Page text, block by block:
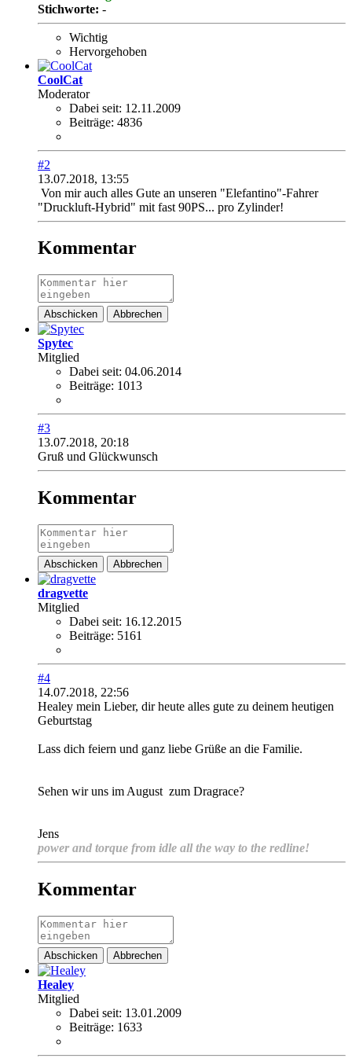
Stichworte: -
Wichtig
Hervorgehoben
CoolCat
Moderator
Dabei seit: 12.11.2009
Beiträge: 4836
#2
13.07.2018, 13:55
Von mir auch alles Gute an unseren "Elefantino"-Fahrer
"Druckluft-Hybrid" mit fast 90PS... pro Zylinder!
Kommentar
Abschicken Abbrechen
Spytec
Mitglied
Dabei seit: 04.06.2014
Beiträge: 1013
#3
13.07.2018, 20:18
Gruß und Glückwunsch
Kommentar
Abschicken Abbrechen
dragvette
Mitglied
Dabei seit: 16.12.2015
Beiträge: 5161
#4
14.07.2018, 22:56
Healey mein Lieber, dir heute alles gute zu deinem heutigen
Geburtstag
Lass dich feiern und ganz liebe Grüße an die Familie.
Sehen wir uns im August zum Dragrace?
Jens
power and torque from idle all the way to the redline!
Kommentar
Abschicken Abbrechen
Healey
Mitglied
Dabei seit: 13.01.2009
Beiträge: 1633